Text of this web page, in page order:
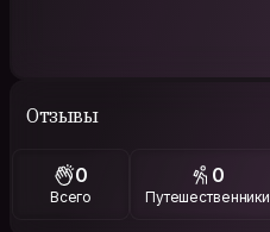
Отзывы
0
Всего
0
Путешественники